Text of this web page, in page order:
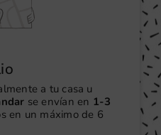
a tu casa u
se envían en 1-3
en un máximo de 6